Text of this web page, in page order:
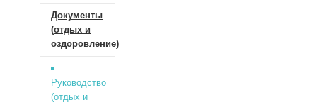
Документы
(отдых и
оздоровление)
Руководство
(отдых и